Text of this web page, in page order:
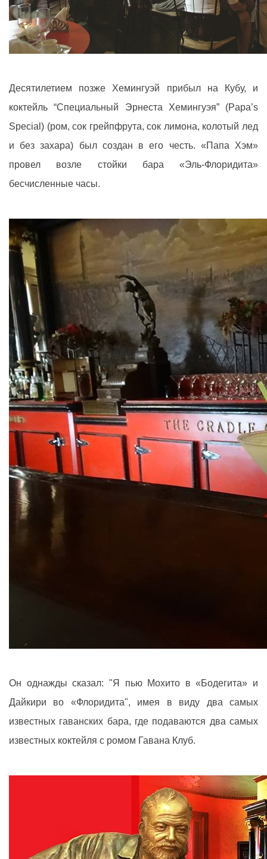
Десятилетием позже Хемингуэй прибыл на Кубу, и
коктейль “Специальный Эрнеста Хемингуэя” (Papa’s
Special) (ром, сок грейпфрута, сок лимона, колотый лед
и без захара) был создан в его честь. «Папа Хэм»
провел возле стойки бара «Эль-Флоридита»
бесчисленные часы.
Он однажды сказал: "Я пью Мохито в «Бодегита» и
Дайкири во «Флоридита", имея в виду два самых
известных гаванских бара, где подаваются два самых
известных коктейля с ромом Гавана Клуб.